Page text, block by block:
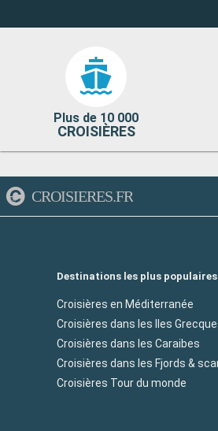
Plus de 10 000
CROISIÈRES
CROISIERES.FR
Destinations les plus populaires
Croisières en Méditerranée
Croisières dans les Iles
Croisières dans les Caraibes
Croisières dans les Fjords &
Croisières Tour du monde